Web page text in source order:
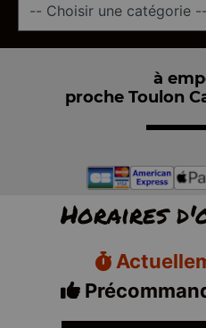
à
proche Toulon
Horaires